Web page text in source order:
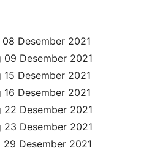
Desember 2021
09 Desember 2021
Desember 2021
Desember 2021
22 Desember 2021
23 Desember 2021
29 Desember 2021